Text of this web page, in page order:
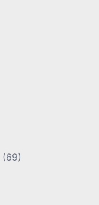
(69)